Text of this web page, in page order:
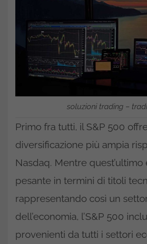
soluzioni trading –
Primo fra tutti, il S&P 500
diversificazione più ampia
Nasdaq. Mentre
pesante in termini di titoli
rappresentando così un
dell’economia, l’S&P 500
provenienti da tutti i settori